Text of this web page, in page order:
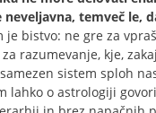
neveljavna, temveč le,
je bistvo: ne gre za
za razumevanje, kje,
sistem sploh
lahko o astrologiji